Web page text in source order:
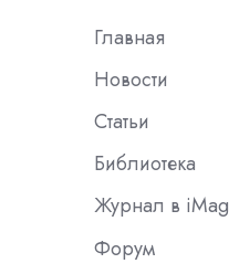
Главная
Новости
Статьи
Библиотека
Журнал в iMag
Форум